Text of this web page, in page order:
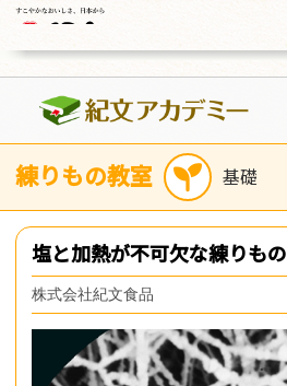
練りもの教室
塩と加熱が不可欠な練りもの
株式会社紀文食品